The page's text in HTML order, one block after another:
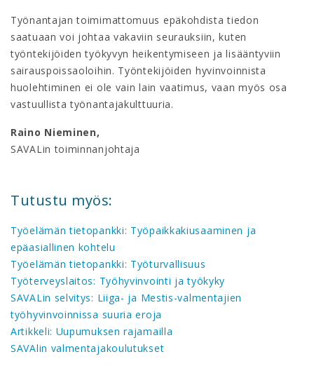
Työnantajan toimimattomuus epäkohdista tiedon
saatuaan voi johtaa vakaviin seurauksiin, kuten
työntekijöiden työkyvyn heikentymiseen ja lisääntyviin
sairauspoissaoloihin. Työntekijöiden hyvinvoinnista
huolehtiminen ei ole vain lain vaatimus, vaan myös osa
vastuullista työnantajakulttuuria.
Raino Nieminen,
SAVALin toiminnanjohtaja
Tutustu myös:
Työelämän tietopankki: Työpaikkakiusaaminen ja
epäasiallinen kohtelu
Työelämän tietopankki: Työturvallisuus
Työterveyslaitos: Työhyvinvointi ja työkyky
SAVALin selvitys: Liiga- ja Mestis-valmentajien
työhyvinvoinnissa suuria eroja
Artikkeli: Uupumuksen rajamailla
SAVAlin valmentajakoulutukset